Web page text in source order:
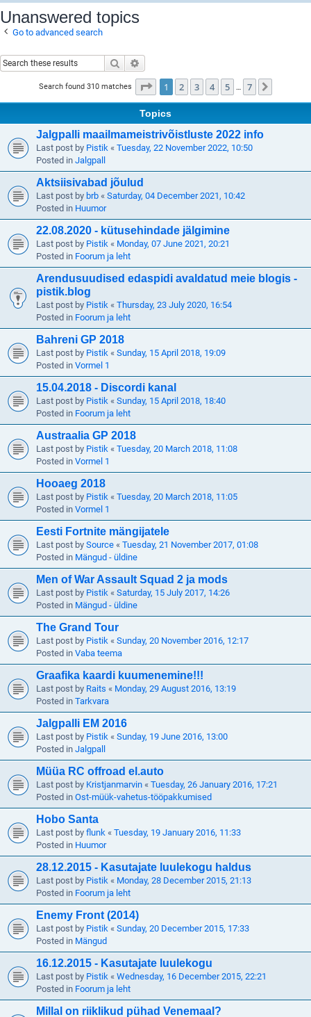
Unanswered topics
Go to advanced search
Search
Search found 310 matches Page 1of 7
1 2 3 4 5 … 7
Topics
Jalgpalli maailmameistrivõistluste 2022 info
Last post by Pistik « Tuesday, 22 November 2022, 10:50
Posted in Jalgpall
Aktsiisivabad jõulud
Last post by brb « Saturday, 04 December 2021, 10:42
Posted in Huumor
22.08.2020 - kütusehindade jälgimine
Last post by Pistik « Monday, 07 June 2021, 20:21
Posted in Foorum ja leht
Arendusuudised edaspidi avaldatud meie blogis -
pistik.blog
Last post by Pistik « Thursday, 23 July 2020, 16:54
Posted in Foorum ja leht
Bahreni GP 2018
Last post by Pistik « Sunday, 15 April 2018, 19:09
Posted in Vormel 1
15.04.2018 - Discordi kanal
Last post by Pistik « Sunday, 15 April 2018, 18:40
Posted in Foorum ja leht
Austraalia GP 2018
Last post by Pistik « Tuesday, 20 March 2018, 11:08
Posted in Vormel 1
Hooaeg 2018
Last post by Pistik « Tuesday, 20 March 2018, 11:05
Posted in Vormel 1
Eesti Fortnite mängijatele
Last post by Source « Tuesday, 21 November 2017, 01:08
Posted in Mängud - üldine
Men of War Assault Squad 2 ja mods
Last post by Pistik « Saturday, 15 July 2017, 14:26
Posted in Mängud - üldine
The Grand Tour
Last post by Pistik « Sunday, 20 November 2016, 12:17
Posted in Vaba teema
Graafika kaardi kuumenemine!!!
Last post by Raits « Monday, 29 August 2016, 13:19
Posted in Tarkvara
Jalgpalli EM 2016
Last post by Pistik « Sunday, 19 June 2016, 13:00
Posted in Jalgpall
Müüa RC offroad el.auto
Last post by Kristjanmarvin « Tuesday, 26 January 2016, 17:21
Posted in Ost-müük-vahetus-tööpakkumised
Hobo Santa
Last post by flunk « Tuesday, 19 January 2016, 11:33
Posted in Huumor
28.12.2015 - Kasutajate luulekogu haldus
Last post by Pistik « Monday, 28 December 2015, 21:13
Posted in Foorum ja leht
Enemy Front (2014)
Last post by Pistik « Sunday, 20 December 2015, 17:33
Posted in Mängud
16.12.2015 - Kasutajate luulekogu
Last post by Pistik « Wednesday, 16 December 2015, 22:21
Posted in Foorum ja leht
Millal on riiklikud pühad Venemaal?